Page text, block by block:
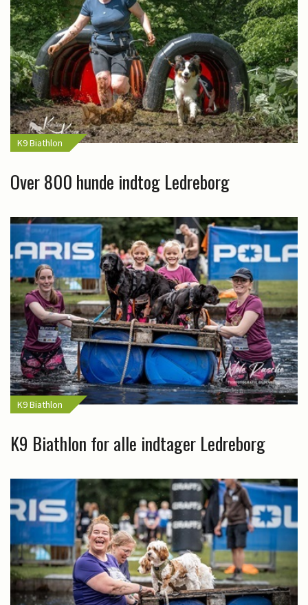
K9 Biathlon
Over 800 hunde indtog Ledreborg
K9 Biathlon
K9 Biathlon for alle indtager Ledreborg